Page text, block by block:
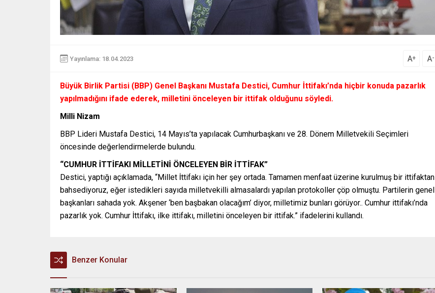
Yayınlama: 18.04.2023 A+ A-
Büyük Birlik Partisi (BBP) Genel Başkanı Mustafa Destici, Cumhur İttifakı’nda hiçbir konuda pazarlık
yapılmadığını ifade ederek, milletini önceleyen bir ittifak olduğunu söyledi.
Milli Nizam
BBP Lideri Mustafa Destici, 14 Mayıs’ta yapılacak Cumhurbaşkanı ve 28. Dönem Milletvekili Seçimleri
öncesinde değerlendirmelerde bulundu.
“CUMHUR İTTİFAKI MİLLETİNİ ÖNCELEYEN BİR İTTİFAK”
Destici, yaptığı açıklamada, “Millet İttifakı için her şey ortada. Tamamen menfaat üzerine kurulmuş bir ittifaktan
bahsediyoruz, eğer istedikleri sayıda milletvekilli almasalardı yapılan protokoller çöp olmuştu. Partilerin genel
başkanları sahada yok. Akşener ‘ben başbakan olacağım’ diyor, milletimiz bunları görüyor.. Cumhur ittifakı’nda
pazarlık yok. Cumhur İttifakı, ilke ittifakı, milletini önceleyen bir ittifak.” ifadelerini kullandı.
Benzer Konular